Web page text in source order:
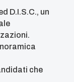
D.I.S.C., un
che